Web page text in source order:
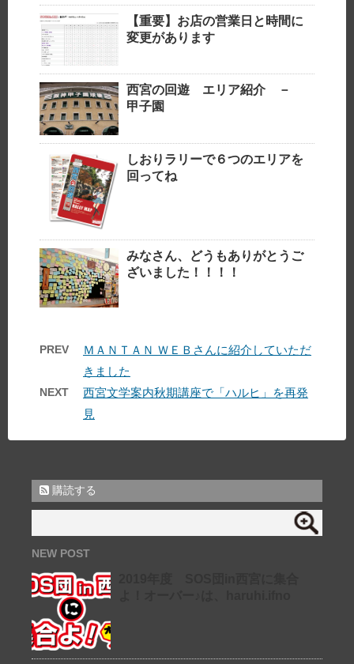
【重要】お店の営業日と時間に
変更があります
西宮の回遊 エリア紹介 －
甲子園
しおりラリーで６つのエリアを
回ってね
みなさん、どうもありがとうご
ざいました！！！！
PREV
ＭＡＮＴＡＮ ＷＥＢさんに紹介していただ
きました
NEXT
西宮文学案内秋期講座で「ハルヒ」を再発
見
購読する
NEW POST